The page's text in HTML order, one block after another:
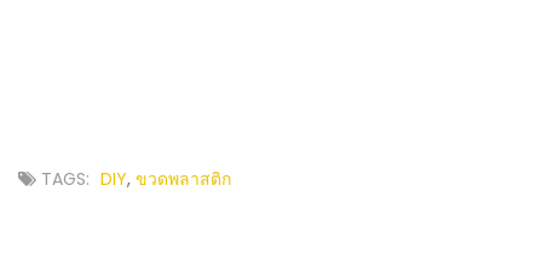
TAGS: DIY, ขวดพลาสติก